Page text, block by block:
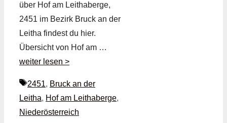
über Hof am Leithaberge,
2451 im Bezirk Bruck an der
Leitha findest du hier.
Übersicht von Hof am …
weiter lesen >
Schlagwörter
2451, Bruck an der
Leitha, Hof am Leithaberge,
Niederösterreich